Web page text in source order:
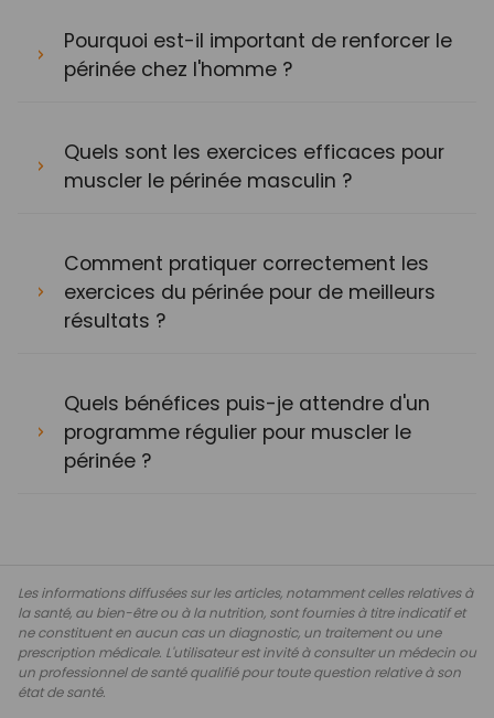
Pourquoi est-il important de renforcer le
périnée chez l'homme ?
Quels sont les exercices efficaces pour
muscler le périnée masculin ?
Comment pratiquer correctement les
exercices du périnée pour de meilleurs
résultats ?
Quels bénéfices puis-je attendre d'un
programme régulier pour muscler le
périnée ?
Les informations diffusées sur les articles, notamment celles relatives à
la santé, au bien-être ou à la nutrition, sont fournies à titre indicatif et
ne constituent en aucun cas un diagnostic, un traitement ou une
prescription médicale. L'utilisateur est invité à consulter un médecin ou
un professionnel de santé qualifié pour toute question relative à son
état de santé.